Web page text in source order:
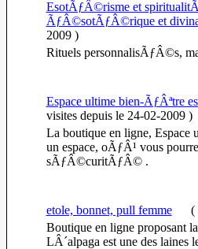
EsotÃƒÂ©risme et
ÃƒÂ©sotÃƒÂ©rique et
2009)
Rituels personnalisÃƒÂ©s,
Espace ultime bien-ÃƒÂªtre
visites depuis le 24-02-2009)
La boutique en ligne,
un espace, oÃƒÂ¹ vous
sÃƒÂ©curitÃƒÂ© .
etole, bonnet, pull femme(
Boutique en ligne proposant
LÂ´alpaga est une des laines